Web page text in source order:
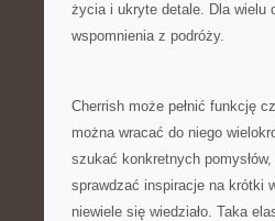
życia i ukryte detale. Dla wielu
wspomnienia z podróży.
Cherrish może pełnić funkcję
można wracać do niego
szukać konkretnych
sprawdzać inspiracje na krótki
niewiele się wiedziało. Taka